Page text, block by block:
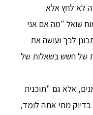
לא לחץ אלא
שואל "מה אם אני
לכך ועושה את
של חשש בשאלות של
אלא גם "תוכנית
מתי אתה לומד,